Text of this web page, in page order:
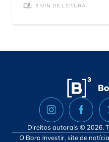
3 MIN DE LEITURA
Direitos autorais © 2026.
O Bora Investir, site de